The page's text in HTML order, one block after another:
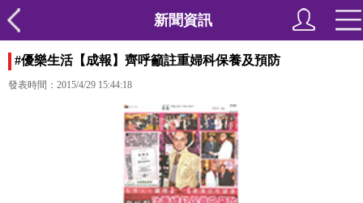
新聞資訊
#優樂生活【成報】齊呼籲註重婦科保養及預防
發表時間：2015/4/29 15:44:18